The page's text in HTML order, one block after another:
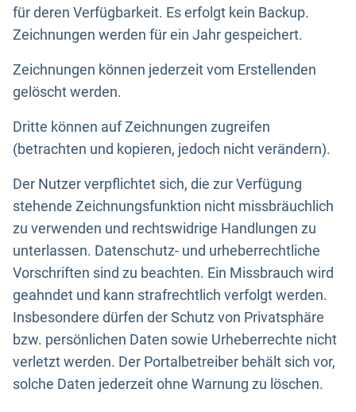
für deren Verfügbarkeit. Es erfolgt kein Backup.
Zeichnungen werden für ein Jahr gespeichert.
Zeichnungen können jederzeit vom Erstellenden
gelöscht werden.
Dritte können auf Zeichnungen zugreifen
(betrachten und kopieren, jedoch nicht verändern).
Der Nutzer verpflichtet sich, die zur Verfügung
stehende Zeichnungsfunktion nicht missbräuchlich
zu verwenden und rechtswidrige Handlungen zu
unterlassen. Datenschutz- und urheberrechtliche
Vorschriften sind zu beachten. Ein Missbrauch wird
geahndet und kann strafrechtlich verfolgt werden.
Insbesondere dürfen der Schutz von Privatsphäre
bzw. persönlichen Daten sowie Urheberrechte nicht
verletzt werden. Der Portalbetreiber behält sich vor,
solche Daten jederzeit ohne Warnung zu löschen.